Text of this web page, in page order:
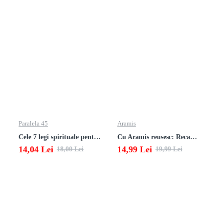
Paralela 45
Cele 7 legi spirituale pentru parinti
14,04 Lei 18,00 Lei
Aramis
Cu Aramis reusesc: Recapitulare si evaluare - Clasa a 3-a (Matematica si Stiinte ale naturii)
14,99 Lei 19,99 Lei